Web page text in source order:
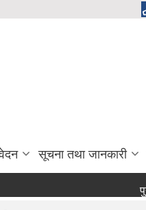
सूचना तथा जानकारी
पुनः